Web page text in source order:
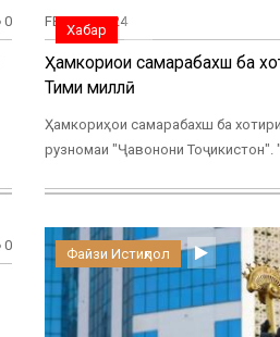
0
Хабар
FEB, 02, 2024
Ҳамкориҳои самарабахш ба
Тими миллӣ
Ҳамкориҳои самарабахш ба
рузномаи "Ҷавонони
0
Файзи Истиқлол